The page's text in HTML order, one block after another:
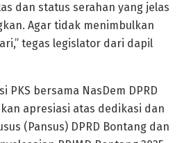
dan status serahan yang jelas
Agar tidak menimbulkan
tegas legislator dari dapil
PKS bersama NasDem DPRD
apresiasi atas dedikasi dan
(Pansus) DPRD Bontang dan